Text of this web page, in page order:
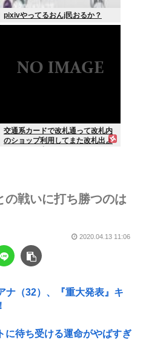
pixivやってるおんj民おるか？
交通系カードで改札通って改札内
のショップ利用してまた改札出よ
の戦いに打ち勝つのは
2020.04.13 11:06
ナ（32）、『重大発表』キ
に待ち受ける運命がやばすぎ